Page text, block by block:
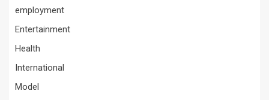
employment
Entertainment
Health
International
Model